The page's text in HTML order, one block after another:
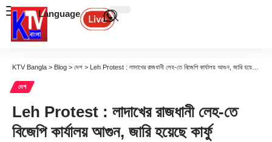
Language
KTV Bangla > Blog > দেশ > Leh Protest : লাদাখের রাজধানী লেহ-তে বিজেপি কার্যালয় আগুন, জারি হয়েছে কার্ফু
দেশ
Leh Protest : লাদাখের রাজধানী লেহ-তে
বিজেপি কার্যালয় আগুন, জারি হয়েছে কার্ফু